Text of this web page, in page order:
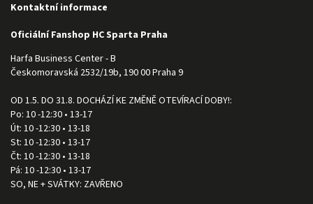
Kontaktní informace
Oficiální Fanshop HC Sparta Praha
Harfa Business Center - B
Českomoravská 2532/19b, 190 00 Praha 9
OD 1.5. DO 31.8. DOCHÁZÍ KE ZMĚNĚ OTEVÍRACÍ DOBY!:
Po: 10 -12:30 • 13-17
Út: 10 -12:30 • 13-18
St: 10 -12:30 • 13-17
Čt: 10 -12:30 • 13-18
Pá: 10 -12:30 • 13-17
SO, NE + SVÁTKY: ZAVŘENO